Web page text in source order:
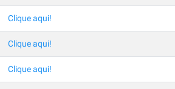
Clique aqui!
Clique aqui!
Clique aqui!